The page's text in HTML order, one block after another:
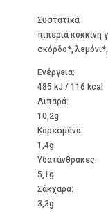
Συστατικά
πιπεριά κόκκινη
σκόρδο*, λεμόνι*,
Ενέργεια:
485 kJ / 116 kcal
Λιπαρά:
10,2g
Kορεσμένα:
1,4g
Υδατάνθρακες:
5,1g
Σάκχαρα:
3,3g